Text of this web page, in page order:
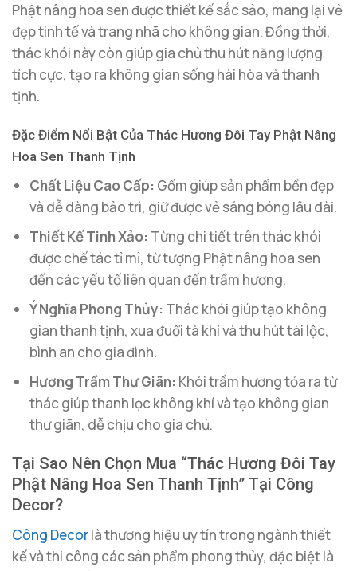
Phật nâng hoa sen được thiết kế sắc sảo, mang lại vẻ
đẹp tinh tế và trang nhã cho không gian. Đồng thời,
thác khói này còn giúp gia chủ thu hút năng lượng
tích cực, tạo ra không gian sống hài hòa và thanh
tịnh.
Đặc Điểm Nổi Bật Của Thác Hương Đôi Tay Phật Nâng
Hoa Sen Thanh Tịnh
Chất Liệu Cao Cấp: Gốm giúp sản phẩm bền đẹp
và dễ dàng bảo trì, giữ được vẻ sáng bóng lâu dài.
Thiết Kế Tinh Xảo: Từng chi tiết trên thác khói
được chế tác tỉ mỉ, từ tượng Phật nâng hoa sen
đến các yếu tố liên quan đến trầm hương.
Ý Nghĩa Phong Thủy: Thác khói giúp tạo không
gian thanh tịnh, xua đuổi tà khí và thu hút tài lộc,
bình an cho gia đình.
Hương Trầm Thư Giãn: Khói trầm hương tỏa ra từ
thác giúp thanh lọc không khí và tạo không gian
thư giãn, dễ chịu cho gia chủ.
Tại Sao Nên Chọn Mua “Thác Hương Đôi Tay
Phật Nâng Hoa Sen Thanh Tịnh” Tại Công
Decor?
Công Decorlà thương hiệu uy tín trong ngành thiết
kế và thi công các sản phẩm phong thủy, đặc biệt là